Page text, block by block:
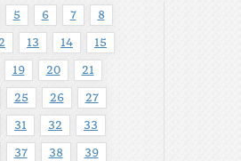
5 6 7 8
13 14 15
19 20 21
25 26 27
31 32 33
37 38 39